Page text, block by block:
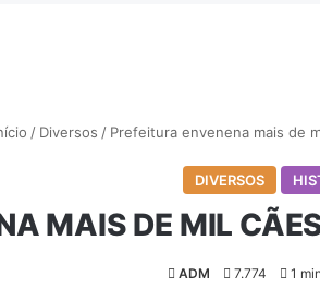
/ Diversos / Prefeitura envenena mais de
DIVERSOS
MAIS DE MIL
ADM 7.774 1